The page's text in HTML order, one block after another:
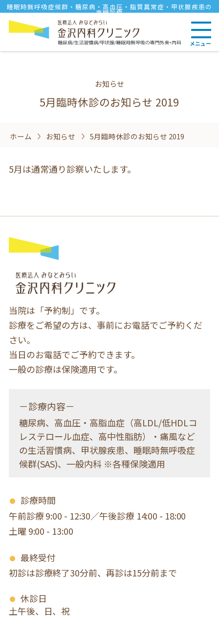
睡眠時無呼吸症候群・糖尿病・高血圧・脂質異常症・甲状腺疾患の
専門診療
メニュー
お知らせ
5月臨時休診のお知らせ 2019
ホーム お知らせ 5月臨時休診のお知らせ 2019
5月は通常通り診察いたします。
当院は「予約制」です。
診療をご希望の方は、事前にお電話でご予約くだ
さい。
当日のお電話でご予約できます。
一般の診療は保険適用です。
－診療内容－
糖尿病、高血圧・高脂血症（高LDL/低HDLコ
レステロール血症、高中性脂肪）・痛風など
の生活習慣病、甲状腺疾患、睡眠時無呼吸症
候群(SAS)、一般内科 ※各種保険適用
診療時間
午前診療 9:00 - 12:30／午後診療 14:00 - 18:00
土曜 9:00 - 13:00
最終受付
初診は診療終了30分前、再診は15分前まで
休診日
土午後、日、祝